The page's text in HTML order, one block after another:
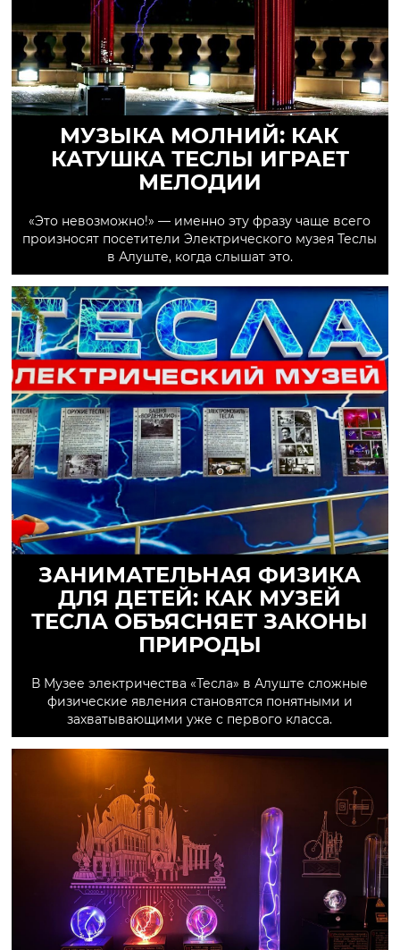
МУЗЫКА МОЛНИЙ: КАК
КАТУШКА ТЕСЛЫ ИГРАЕТ
МЕЛОДИИ
«Это невозможно!» — именно эту фразу чаще всего
произносят посетители Электрического музея Теслы
в Алуште, когда слышат это.
ЗАНИМАТЕЛЬНАЯ ФИЗИКА
ДЛЯ ДЕТЕЙ: КАК МУЗЕЙ
ТЕСЛА ОБЪЯСНЯЕТ ЗАКОНЫ
ПРИРОДЫ
В Музее электричества «Тесла» в Алуште сложные
физические явления становятся понятными и
захватывающими уже с первого класса.